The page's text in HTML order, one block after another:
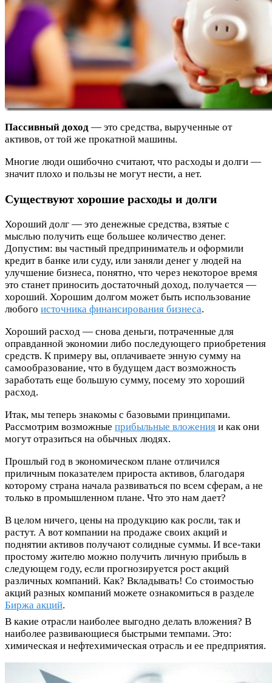
Пассивный доход — это средства, вырученные от
активов, от той же прокатной машины.
Многие люди ошибочно считают, что расходы и долги —
значит плохо и пользы не могут нести, а нет.
Существуют хорошие расходы и долги
Хороший долг — это денежные средства, взятые с
мыслью получить еще большее количество денег.
Допустим: вы частный предприниматель и оформили
кредит в банке или суду, или заняли денег у людей на
улучшение бизнеса, понятно, что через некоторое время
это станет приносить достаточный доход, получается —
хороший. Хорошим долгом может быть использование
любого источника финансирования бизнеса.
Хороший расход — снова деньги, потраченные для
оправданной экономии либо последующего приобретения
средств. К примеру вы, оплачиваете энную сумму на
самообразование, что в будущем даст возможность
заработать еще большую сумму, посему это хороший
расход.
Итак, мы теперь знакомы с базовыми принципами.
Рассмотрим возможные прибыльные вложения и как они
могут отразиться на обычных людях.
Прошлый год в экономическом плане отличился
приличным показателем прироста активов, благодаря
которому страна начала развиваться по всем сферам, а не
только в промышленном плане. Что это нам дает?
В целом ничего, цены на продукцию как росли, так и
растут. А вот компании на продаже своих акций и
поднятии активов получают солидные суммы. И все-таки
простому жителю можно получить личную прибыль в
следующем году, если прогнозируется рост акций
различных компаний. Как? Вкладывать! Со стоимостью
акций разных компаний можете ознакомиться в разделе
Биржа акций.
В какие отрасли наиболее выгодно делать вложения? В
наиболее развивающиеся быстрыми темпами. Это:
химическая и нефтехимическая отрасль и ее предприятия.